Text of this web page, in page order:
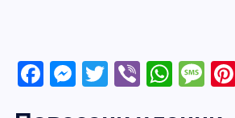
F
M T
Vi W M